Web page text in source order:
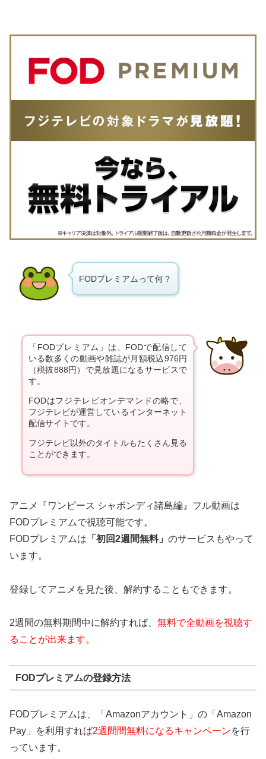
FODプレミアムって何？
「FODプレミアム」は、FODで配信して
いる数多くの動画や雑誌が月額税込976円
（税抜888円）で見放題になるサービスで
す。
FODはフジテレビオンデマンドの略で、
フジテレビが運営しているインターネット
配信サイトです。
フジテレビ以外のタイトルもたくさん見る
ことができます。
アニメ『ワンピース シャボンディ諸島編』フル動画は
FODプレミアムで視聴可能です。
FODプレミアムは 「初回2週間無料」 のサービスもやって
います。
登録してアニメを見た後、解約することもできます。
2週間の無料期間中に解約すれば、 無料で全動画を視聴す
ることが出来ます。
FODプレミアムの登録方法
FODプレミアムは、「Amazonアカウント」の「Amazon
Pay」を利用すれば2週間間無料になるキャンペーンを行
っています。